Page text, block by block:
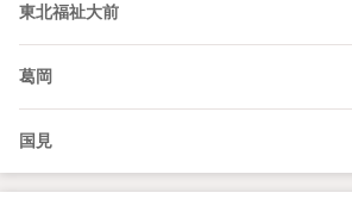
東北福祉大前
葛岡
国見